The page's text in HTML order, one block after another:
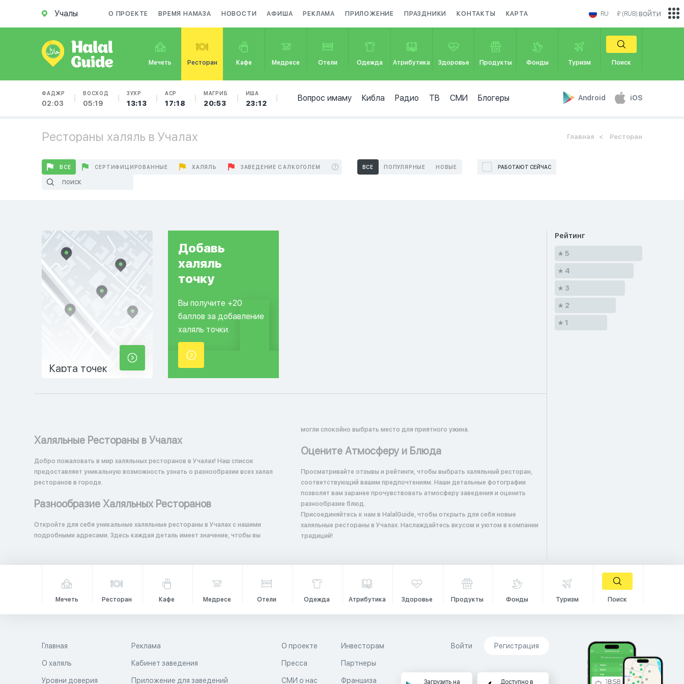
Учалы О ПРОЕКТЕ ВРЕМЯ НАМАЗА НОВОСТИ АФИША РЕКЛАМА ПРИЛОЖЕНИЕ ПРАЗДНИКИ КОНТАКТЫ КАРТА RU ₽ (RUB)
Мечеть Ресторан Кафе Медресе Отели Одежда Атрибутика Здоровье Продукты Фонды Туризм Поиск
ФАДЖР
02:03
ВОСХОД
05:19
ЗУХР
13:13
АСР
17:18
МАГРИБ
20:53
ИША
23:12
Вопрос имаму Кибла Радио ТВ СМИ Блогеры Android iOS
войти
Рестораны халяль в Учалах Главная Ресторан
ВСЕ СЕРТИФИЦИРОВАННЫЕ ХАЛЯЛЬ ЗАВЕДЕНИЕ С АЛКОГОЛЕМ ВСЕ ПОПУЛЯРНЫЕ НОВЫЕ РАБОТАЮТ СЕЙЧАС
Карта точек
Добавь
халяль
точку
Вы получите +20
баллов за добавление
халяль точки.
Халяльные Рестораны в Учалах
Добро пожаловать в мир халяльных ресторанов в Учалах! Наш список
предоставляет уникальную возможность узнать о разнообразии всех халал
ресторанов в городе.
Разнообразие Халяльных Ресторанов
Откройте для себя уникальные халяльные рестораны в Учалах с нашими
подробными адресами. Здесь каждая деталь имеет значение, чтобы вы
могли спокойно выбрать место для приятного ужина.
Оцените Атмосферу и Блюда
Просматривайте отзывы и рейтинги, чтобы выбрать халяльный ресторан,
соответствующий вашим предпочтениям. Наши детальные фотографии
позволят вам заранее прочувствовать атмосферу заведения и оценить
разнообразие блюд.
Присоединяйтесь к нам в HalalGuide, чтобы открыть для себя новые
халяльные рестораны в Учалах. Наслаждайтесь вкусом и уютом в компании
традиций!
Рейтинг
5
4
3
2
1
Мечеть Ресторан Кафе Медресе Отели Одежда Атрибутика Здоровье Продукты Фонды Туризм Поиск
Главная
О халяль
Уровни доверия
Реклама
Кабинет заведения
Приложение для заведений
О проекте
Пресса
СМИ о нас
Инвесторам
Партнеры
Франшиза
Войти Регистрация
Загрузить на Доступно в